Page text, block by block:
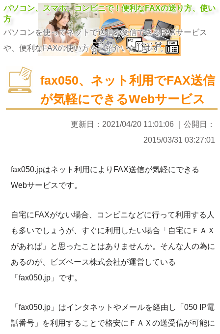
パソコン、スマホ、コンビニで！便利なFAXの送り方、使い
方
パソコンを使ってネットで送信や受信できるFAXサービス
や、便利なFAXの使い方をご紹介いたします。
fax050、ネット利用でFAX送信
が気軽にできるWebサービス
更新日： 2021/04/20 11:01:06 ｜公開日：
2015/03/31 03:27:01
fax050.jpはネット利用によりFAX送信が気軽にできる
Webサービスです。
自宅にFAXがない場合、コンビニなどに行って利用する人
も多いでしょうが、すぐに利用したい場合「自宅にＦＡＸ
があれば」と思ったことはありませんか。そんな人の為に
あるのが、ビズベース株式会社が運営している
「fax050.jp」です。
「fax050.jp」はインタネットやメールを経由し「050 IP電
話番号」を利用することで格安にＦＡＸの送受信が可能に